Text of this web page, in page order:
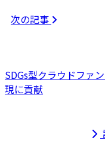
次の記事
SDGs型クラウドファ
現に貢献